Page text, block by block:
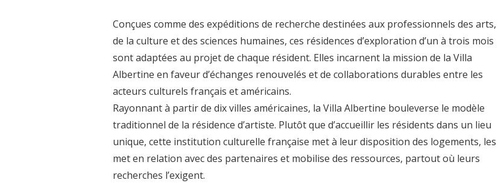
Conçues comme des expéditions de recherche destinées aux professionnels des arts,
de la culture et des sciences humaines, ces résidences d’exploration d’un à trois mois
sont adaptées au projet de chaque résident. Elles incarnent la mission de la Villa
Albertine en faveur d’échanges renouvelés et de collaborations durables entre les
acteurs culturels français et américains.
Rayonnant à partir de dix villes américaines, la Villa Albertine bouleverse le modèle
traditionnel de la résidence d’artiste. Plutôt que d’accueillir les résidents dans un lieu
unique, cette institution culturelle française met à leur disposition des logements, les
met en relation avec des partenaires et mobilise des ressources, partout où leurs
recherches l’exigent.